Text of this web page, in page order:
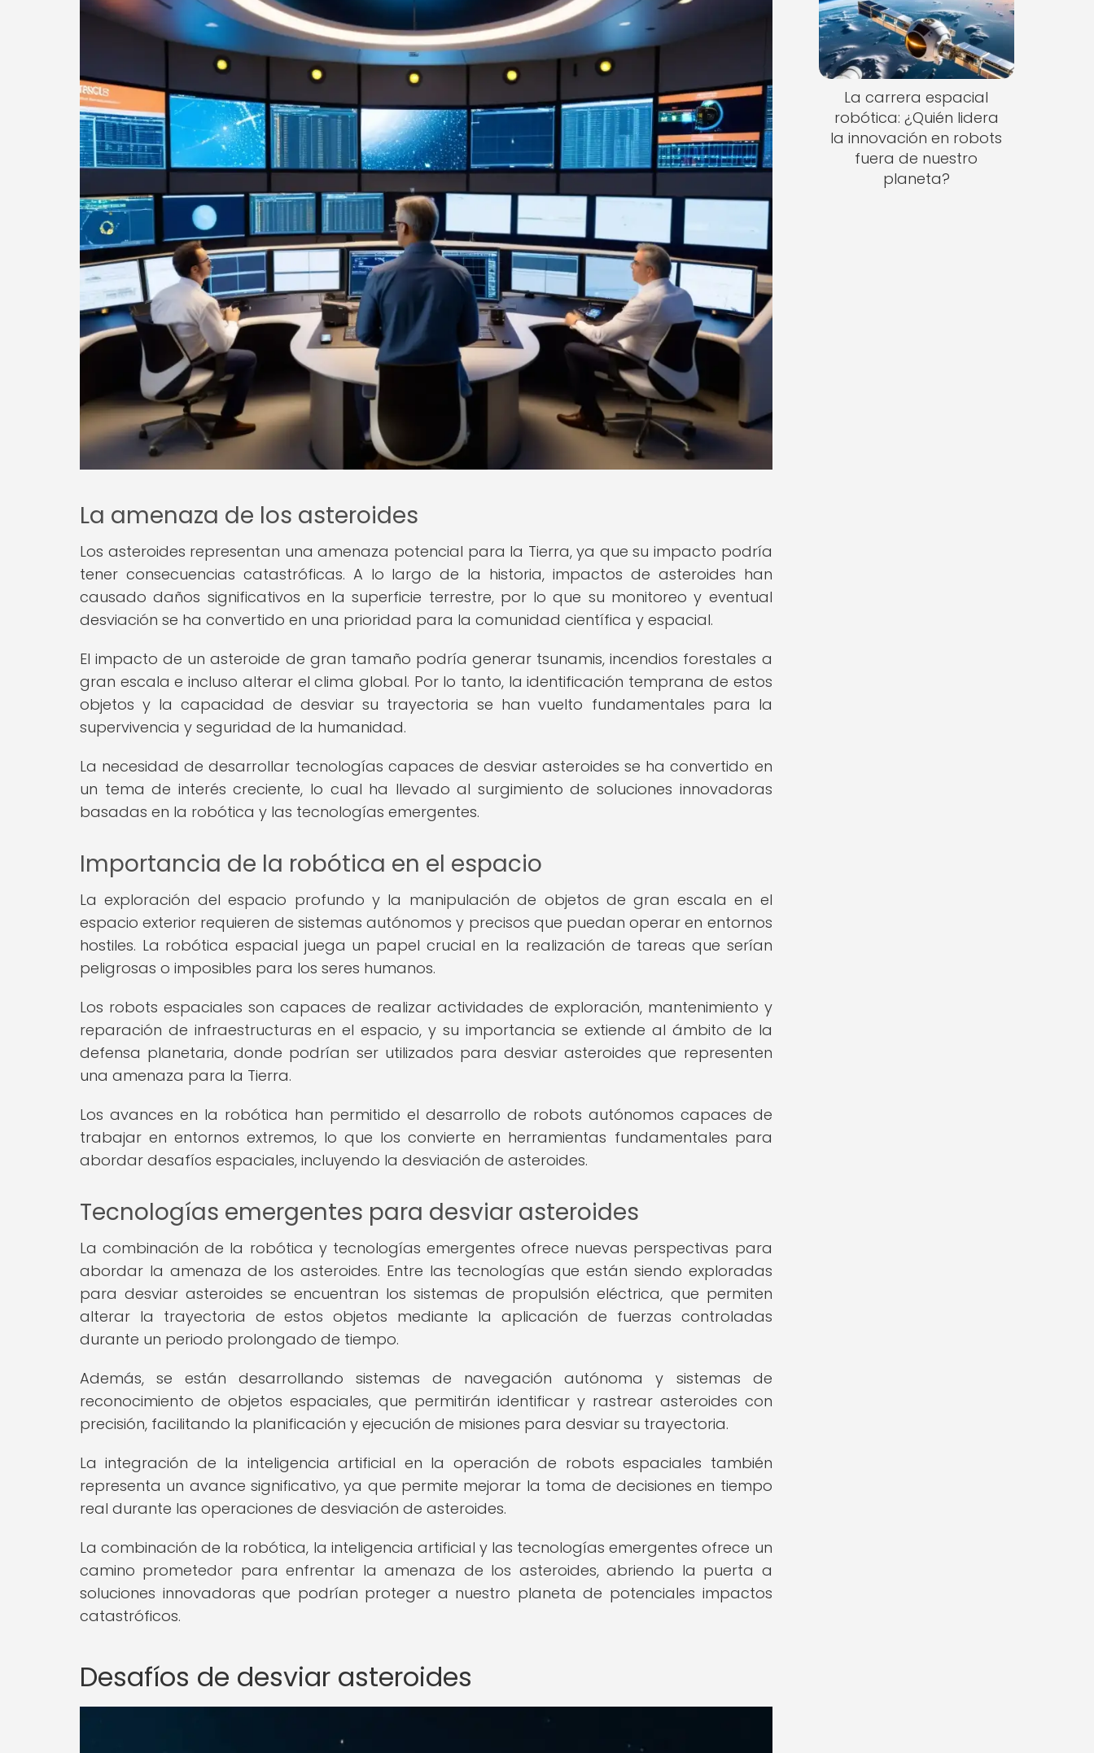
La amenaza de los asteroides
Los asteroides representan una amenaza potencial para la Tierra, ya que su impacto podría
tener consecuencias catastróficas. A lo largo de la historia, impactos de asteroides han
causado daños significativos en la superficie terrestre, por lo que su monitoreo y eventual
desviación se ha convertido en una prioridad para la comunidad científica y espacial.
El impacto de un asteroide de gran tamaño podría generar tsunamis, incendios forestales a
gran escala e incluso alterar el clima global. Por lo tanto, la identificación temprana de estos
objetos y la capacidad de desviar su trayectoria se han vuelto fundamentales para la
supervivencia y seguridad de la humanidad.
La necesidad de desarrollar tecnologías capaces de desviar asteroides se ha convertido en
un tema de interés creciente, lo cual ha llevado al surgimiento de soluciones innovadoras
basadas en la robótica y las tecnologías emergentes.
Importancia de la robótica en el espacio
La exploración del espacio profundo y la manipulación de objetos de gran escala en el
espacio exterior requieren de sistemas autónomos y precisos que puedan operar en entornos
hostiles. La robótica espacial juega un papel crucial en la realización de tareas que serían
peligrosas o imposibles para los seres humanos.
Los robots espaciales son capaces de realizar actividades de exploración, mantenimiento y
reparación de infraestructuras en el espacio, y su importancia se extiende al ámbito de la
defensa planetaria, donde podrían ser utilizados para desviar asteroides que representen
una amenaza para la Tierra.
Los avances en la robótica han permitido el desarrollo de robots autónomos capaces de
trabajar en entornos extremos, lo que los convierte en herramientas fundamentales para
abordar desafíos espaciales, incluyendo la desviación de asteroides.
Tecnologías emergentes para desviar asteroides
La combinación de la robótica y tecnologías emergentes ofrece nuevas perspectivas para
abordar la amenaza de los asteroides. Entre las tecnologías que están siendo exploradas
para desviar asteroides se encuentran los sistemas de propulsión eléctrica, que permiten
alterar la trayectoria de estos objetos mediante la aplicación de fuerzas controladas
durante un periodo prolongado de tiempo.
Además, se están desarrollando sistemas de navegación autónoma y sistemas de
reconocimiento de objetos espaciales, que permitirán identificar y rastrear asteroides con
precisión, facilitando la planificación y ejecución de misiones para desviar su trayectoria.
La integración de la inteligencia artificial en la operación de robots espaciales también
representa un avance significativo, ya que permite mejorar la toma de decisiones en tiempo
real durante las operaciones de desviación de asteroides.
La combinación de la robótica, la inteligencia artificial y las tecnologías emergentes ofrece un
camino prometedor para enfrentar la amenaza de los asteroides, abriendo la puerta a
soluciones innovadoras que podrían proteger a nuestro planeta de potenciales impactos
catastróficos.
Desafíos de desviar asteroides
La carrera espacial
robótica: ¿Quién lidera
la innovación en robots
fuera de nuestro
planeta?